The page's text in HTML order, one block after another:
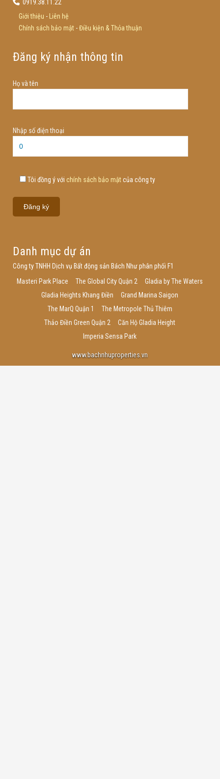
0919.38.11.22
Giới thiệu -
Liên hệ
Chính sách bảo mật-Điều kiện & Thỏa thuận
Đăng ký nhận thông tin
Họ và tên
Nhập số điện thoại
Tôi đồng ý với chính sách bảo mậtcủa công ty
Danh mục dự án
Công ty TNHH Dịch vụ Bất động sản Bách Như phân phối F1
Masteri Park Place
The Global City Quận 2
Gladia by The Waters
Gladia Heights Khang Điền
Grand Marina Saigon
The MarQ Quận 1
The Metropole Thủ Thiêm
Thảo Điền Green Quận 2
Căn Hộ Gladia Height
Imperia Sensa Park
www.bachnhuproperties.vn